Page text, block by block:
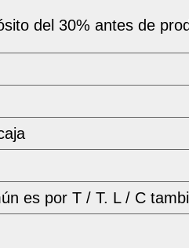
del 30% antes de
es por T / T. L / C